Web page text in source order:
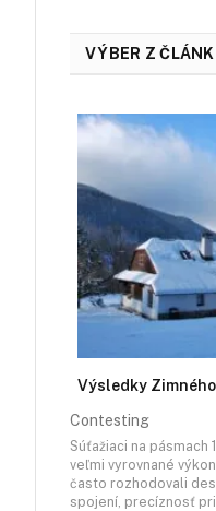
VÝBER Z
Výsledky
Contesting
Súťažiaci na pásmach
veľmi vyrovnané
často rozhodovali
spojení, precíznosť